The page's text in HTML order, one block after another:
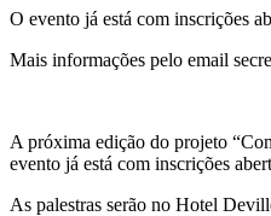
O evento já está com inscrições
Mais informações pelo email
A próxima edição do projeto
evento já está com inscrições
As palestras serão no Hotel